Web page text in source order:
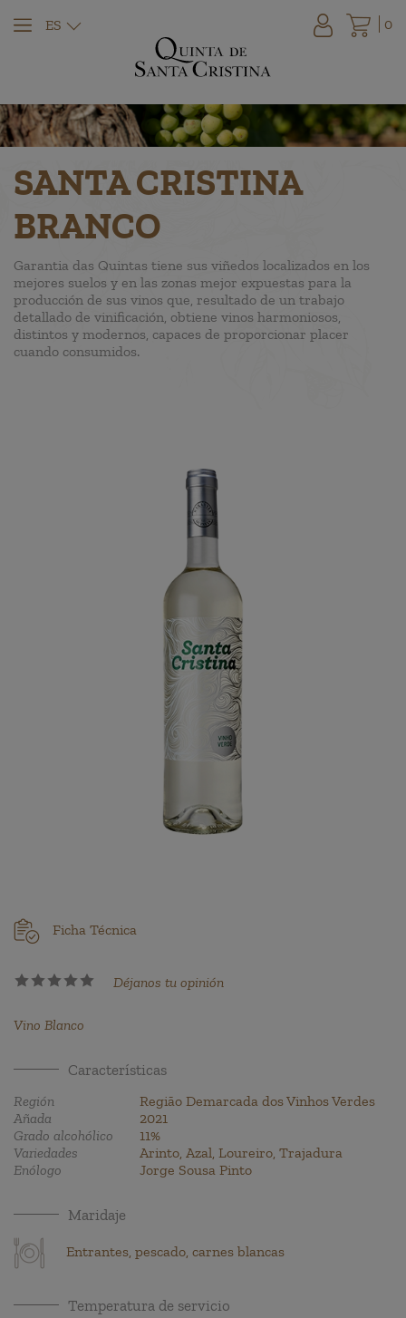
ES 0
SANTA CRISTINA
BRANCO
Garantia das Quintas tiene sus viñedos localizados en los
mejores suelos y en las zonas mejor expuestas para la
producción de sus vinos que, resultado de un trabajo
detallado de vinificación, obtiene vinos harmoniosos,
distintos y modernos, capaces de proporcionar placer
cuando consumidos.
Ficha Técnica
Déjanos tu opinión
Vino Blanco
Características
Región
Região Demarcada dos Vinhos Verdes
Añada
2021
Grado alcohólico
11%
Variedades
Arinto, Azal, Loureiro, Trajadura
Enólogo
Jorge Sousa Pinto
Maridaje
Entrantes, pescado, carnes blancas
Temperatura de servicio